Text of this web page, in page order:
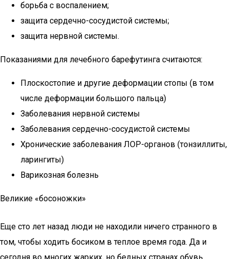
борьба с воспалением;
защита сердечно-сосудистой системы;
защита нервной системы.
Показаниями для лечебного барефутинга считаются:
Плоскостопие и другие деформации стопы (в том
числе деформации большого пальца)
Заболевания нервной системы
Заболевания сердечно-сосудистой системы
Хронические заболевания ЛОР-органов (тонзиллиты,
ларингиты)
Варикозная болезнь
Великие «босоножки»
Еще сто лет назад люди не находили ничего странного в
том, чтобы ходить босиком в теплое время года. Да и